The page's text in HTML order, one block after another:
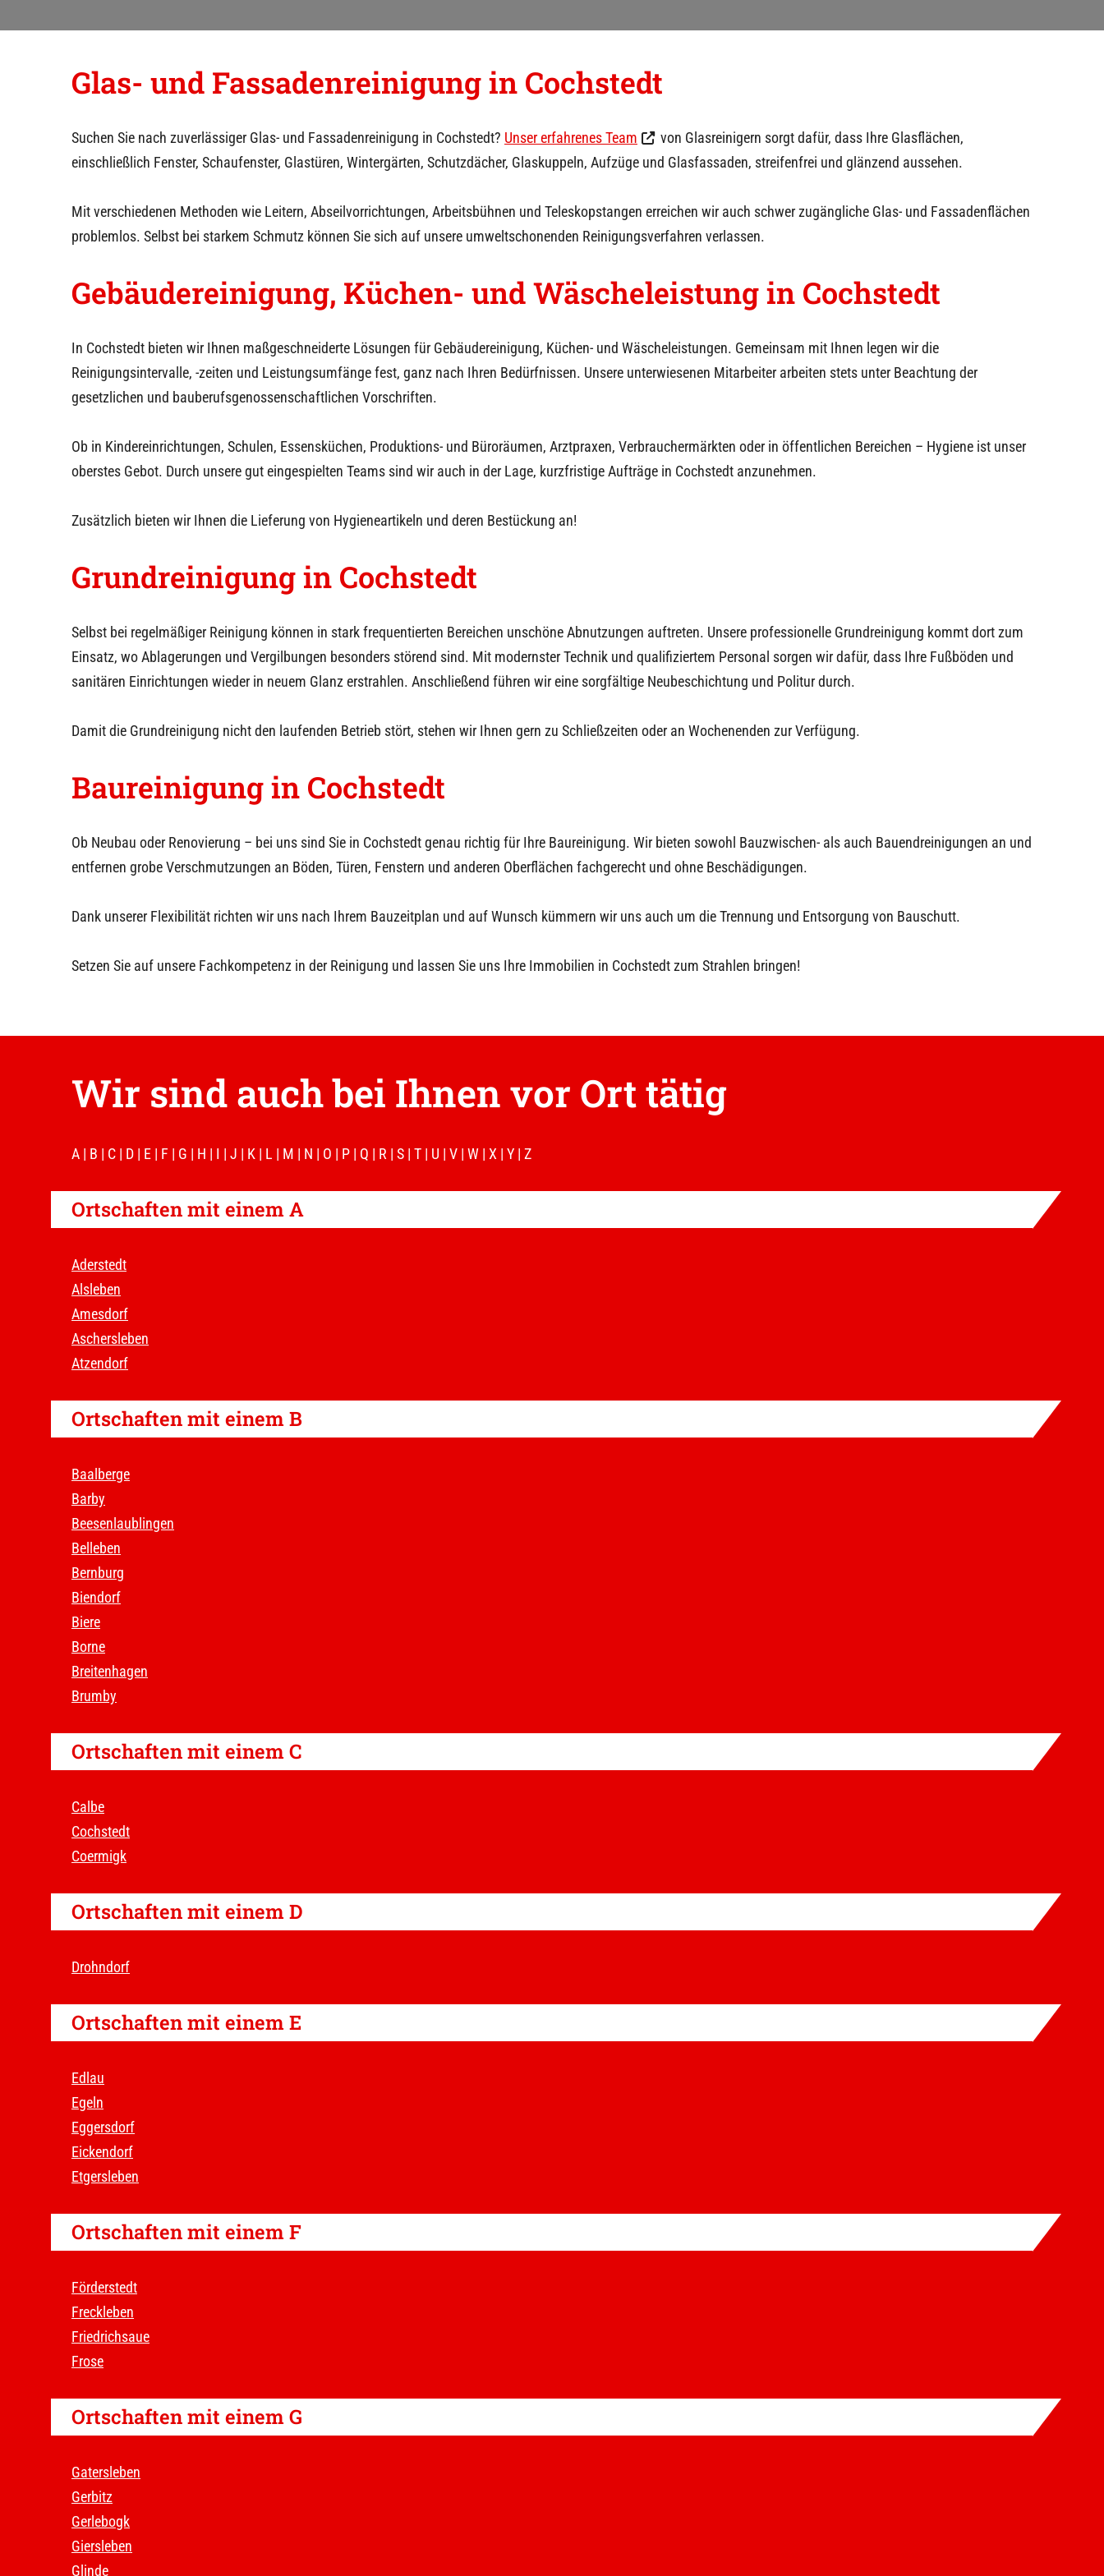
Glas- und Fassadenreinigung in Cochstedt
Suchen Sie nach zuverlässiger Glas- und Fassadenreinigung in Cochstedt? Unser erfahrenes Team
von Glasreinigern sorgt dafür, dass Ihre Glasflächen,
einschließlich Fenster, Schaufenster, Glastüren, Wintergärten, Schutzdächer, Glaskuppeln, Aufzüge und Glasfassaden, streifenfrei und glänzend aussehen.
Mit verschiedenen Methoden wie Leitern, Abseilvorrichtungen, Arbeitsbühnen und Teleskopstangen erreichen wir auch schwer zugängliche Glas- und Fassadenflächen
problemlos. Selbst bei starkem Schmutz können Sie sich auf unsere umweltschonenden Reinigungsverfahren verlassen.
Gebäudereinigung, Küchen- und Wäscheleistung in Cochstedt
In Cochstedt bieten wir Ihnen maßgeschneiderte Lösungen für Gebäudereinigung, Küchen- und Wäscheleistungen. Gemeinsam mit Ihnen legen wir die
Reinigungsintervalle, -zeiten und Leistungsumfänge fest, ganz nach Ihren Bedürfnissen. Unsere unterwiesenen Mitarbeiter arbeiten stets unter Beachtung der
gesetzlichen und bauberufsgenossenschaftlichen Vorschriften.
Ob in Kindereinrichtungen, Schulen, Essensküchen, Produktions- und Büroräumen, Arztpraxen, Verbrauchermärkten oder in öffentlichen Bereichen – Hygiene ist unser
oberstes Gebot. Durch unsere gut eingespielten Teams sind wir auch in der Lage, kurzfristige Aufträge in Cochstedt anzunehmen.
Zusätzlich bieten wir Ihnen die Lieferung von Hygieneartikeln und deren Bestückung an!
Grundreinigung in Cochstedt
Selbst bei regelmäßiger Reinigung können in stark frequentierten Bereichen unschöne Abnutzungen auftreten. Unsere professionelle Grundreinigung kommt dort zum
Einsatz, wo Ablagerungen und Vergilbungen besonders störend sind. Mit modernster Technik und qualifiziertem Personal sorgen wir dafür, dass Ihre Fußböden und
sanitären Einrichtungen wieder in neuem Glanz erstrahlen. Anschließend führen wir eine sorgfältige Neubeschichtung und Politur durch.
Damit die Grundreinigung nicht den laufenden Betrieb stört, stehen wir Ihnen gern zu Schließzeiten oder an Wochenenden zur Verfügung.
Baureinigung in Cochstedt
Ob Neubau oder Renovierung – bei uns sind Sie in Cochstedtgenau richtig für Ihre Baureinigung. Wir bieten sowohl Bauzwischen- als auch Bauendreinigungen an und
entfernen grobe Verschmutzungen an Böden, Türen, Fenstern und anderen Oberflächen fachgerecht und ohne Beschädigungen.
Dank unserer Flexibilität richten wir uns nach Ihrem Bauzeitplan und auf Wunsch kümmern wir uns auch um die Trennung und Entsorgung von Bauschutt.
Setzen Sie auf unsere Fachkompetenz in der Reinigung und lassen Sie uns Ihre Immobilien in Cochstedtzum Strahlen bringen!
Wir sind auch bei Ihnen vor Ort tätig
A | B | C | D | E | F | G | H | I | J | K | L | M | N | O | P | Q | R | S | T | U | V | W | X | Y | Z
Ortschaften mit einem A
Aderstedt
Alsleben
Amesdorf
Aschersleben
Atzendorf
Ortschaften mit einem B
Baalberge
Barby
Beesenlaublingen
Belleben
Bernburg
Biendorf
Biere
Borne
Breitenhagen
Brumby
Ortschaften mit einem C
Calbe
Cochstedt
Coermigk
Ortschaften mit einem D
Drohndorf
Ortschaften mit einem E
Edlau
Egeln
Eggersdorf
Eickendorf
Etgersleben
Ortschaften mit einem F
Förderstedt
Freckleben
Friedrichsaue
Frose
Ortschaften mit einem G
Gatersleben
Gerbitz
Gerlebogk
Giersleben
Glinde